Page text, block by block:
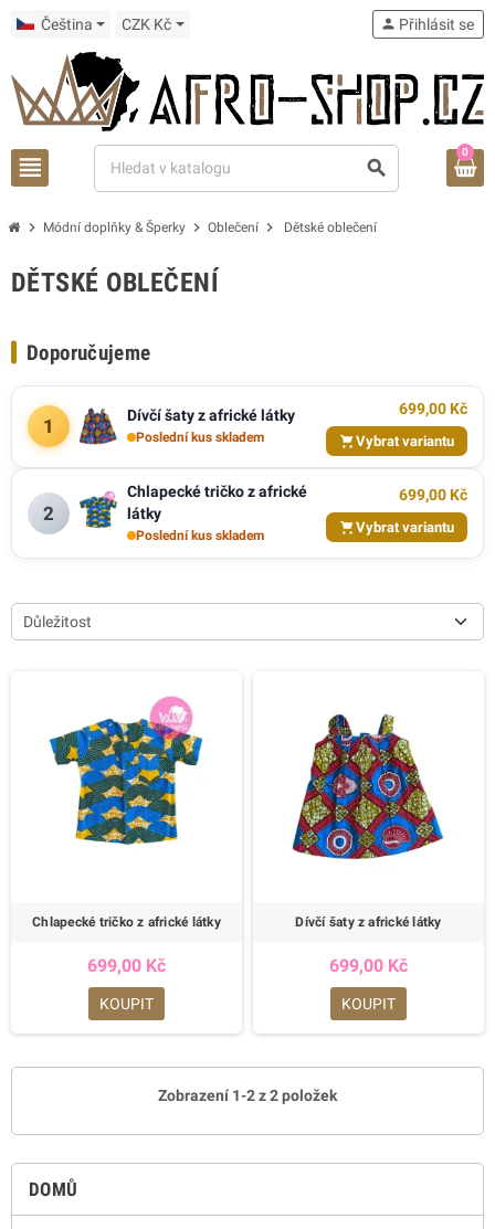
Čeština CZK Kč
view_headline search
person Přihlásit se
0
chevron_right Módní doplňky & Šperky chevron_right Oblečení chevron_right Dětské oblečení
DOMŮ
DĚTSKÉ OBLEČENÍ
Doporučujeme
1 Dívčí šaty z africké látky
Poslední kus skladem
699,00 Kč
Vybrat variantu
2
Chlapecké tričko z africké
látky
Poslední kus skladem
699,00 Kč
Vybrat variantu
Důležitost
Chlapecké tričko z africké látky
699,00 Kč
KOUPIT
Dívčí šaty z africké látky
699,00 Kč
KOUPIT
Zobrazení 1-2 z 2 položek